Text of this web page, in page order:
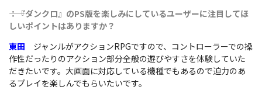
――：『ダンクロ』のPS版を楽しみにしているユーザーに注目してほ
しいポイントはありますか？
東田 ジャンルがアクションRPGですので、コントローラーでの操
作性だったりのアクション部分全般の遊びやすさを体験していた
だきたいです。大画面に対応している機種でもあるので迫力のあ
るプレイを楽しんでもらいたいです。